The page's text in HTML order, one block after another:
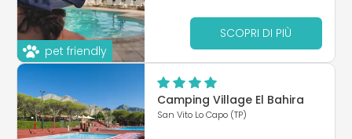
pet friendly
SCOPRI DI PIÙ
Camping Village El Bahira
San Vito Lo Capo (TP)